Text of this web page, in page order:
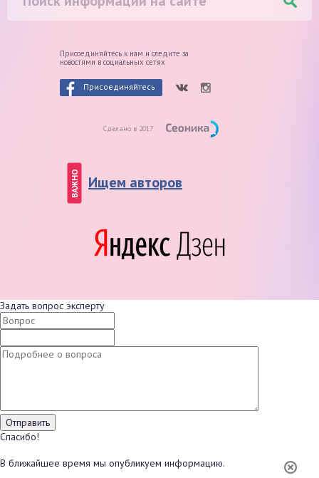
Присоединяйтесь к нам и следите за
новостями в социальных сетях
Присоединяйтесь
Сделано в 2017
ВАЖНО Ищем авторов
Задать вопрос эксперту
Спасибо!
В ближайшее время мы опубликуем информацию.